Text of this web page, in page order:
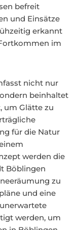
befreit
und Einsätze
erkannt
im
nicht nur
beinhaltet
um Glätte zu
für die Natur
werden die
Böblingen
zu
und eine
werden, um